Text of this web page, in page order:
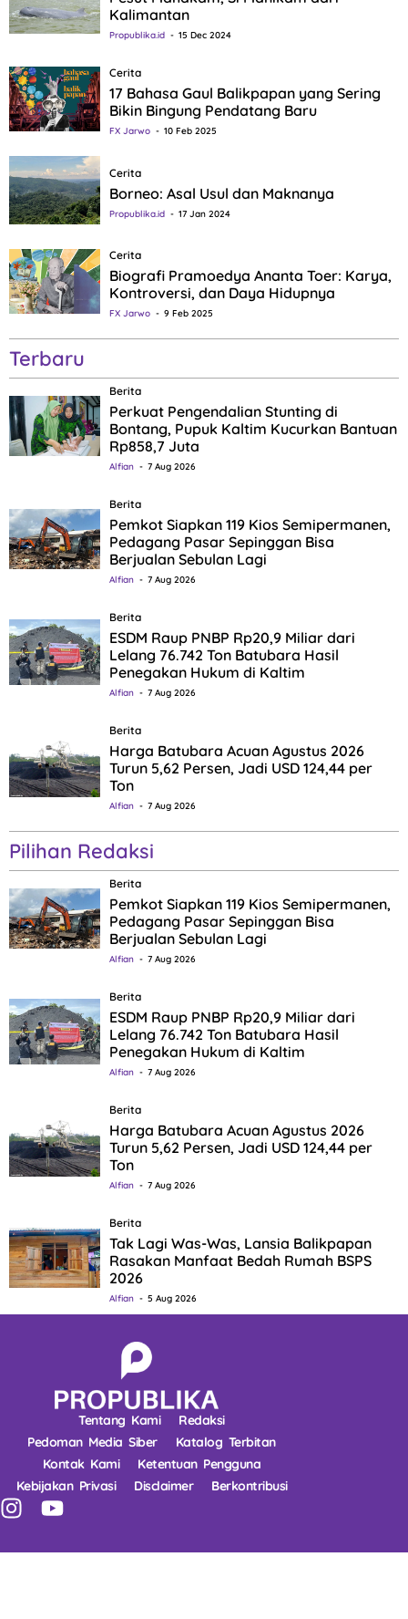
Kalimantan
Propublika.id 15 Dec 2024
Cerita
17 Bahasa Gaul Balikpapan yang Sering
Bikin Bingung Pendatang Baru
FX Jarwo 10 Feb 2025
Cerita
Borneo: Asal Usul dan Maknanya
Propublika.id 17 Jan 2024
Cerita
Biografi Pramoedya Ananta Toer: Karya,
Kontroversi, dan Daya Hidupnya
FX Jarwo 9 Feb 2025
Terbaru
Berita
Perkuat Pengendalian Stunting di
Bontang, Pupuk Kaltim Kucurkan Bantuan
Rp858,7 Juta
Alfian 7 Aug 2026
Berita
Pemkot Siapkan 119 Kios Semipermanen,
Pedagang Pasar Sepinggan Bisa
Berjualan Sebulan Lagi
Alfian 7 Aug 2026
Berita
ESDM Raup PNBP Rp20,9 Miliar dari
Lelang 76.742 Ton Batubara Hasil
Penegakan Hukum di Kaltim
Alfian 7 Aug 2026
Berita
Harga Batubara Acuan Agustus 2026
Turun 5,62 Persen, Jadi USD 124,44 per
Ton
Alfian 7 Aug 2026
Pilihan Redaksi
Berita
Pemkot Siapkan 119 Kios Semipermanen,
Pedagang Pasar Sepinggan Bisa
Berjualan Sebulan Lagi
Alfian 7 Aug 2026
Berita
ESDM Raup PNBP Rp20,9 Miliar dari
Lelang 76.742 Ton Batubara Hasil
Penegakan Hukum di Kaltim
Alfian 7 Aug 2026
Berita
Harga Batubara Acuan Agustus 2026
Turun 5,62 Persen, Jadi USD 124,44 per
Ton
Alfian 7 Aug 2026
Berita
Tak Lagi Was-Was, Lansia Balikpapan
Rasakan Manfaat Bedah Rumah BSPS
2026
Alfian 5 Aug 2026
Tentang Kami
Redaksi
Pedoman Media Siber
Katalog Terbitan
Kontak Kami
Ketentuan Pengguna
Kebijakan Privasi
Disclaimer Berkontribusi